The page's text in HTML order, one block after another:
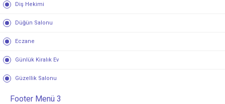
Diş Hekimi
Düğün Salonu
Eczane
Günlük Kiralık Ev
Güzellik Salonu
Footer Menü 3